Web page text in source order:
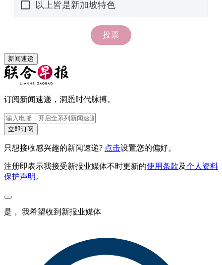
新闻速递
订阅新闻速递，洞悉时代脉搏。
立即订阅
只想接收感兴趣的新闻速递? 点击设置您的偏好。
注册即表示我接受新报业媒体不时更新的使用条款及个人资料
保护声明 。
是， 我希望收到新报业媒体